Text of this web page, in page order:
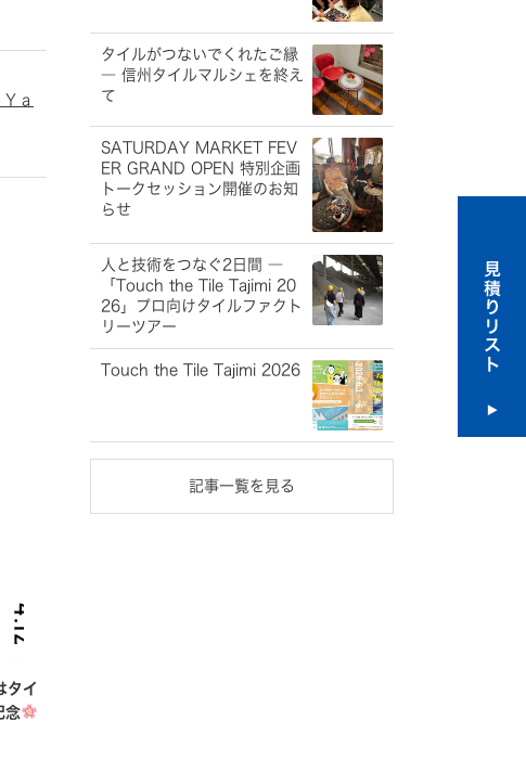
ａ
タイ
念
タイルがつないでくれたご縁
― 信州タイルマルシェを終え
て
SATURDAY MARKET FEV
ER GRAND OPEN 特別企画
トークセッション開催のお知
らせ
人と技術をつなぐ2日間 ―
「Touch the Tile Tajimi 20
26」プロ向けタイルファクト
リーツアー
Touch the Tile Tajimi 2026
記事一覧を見る